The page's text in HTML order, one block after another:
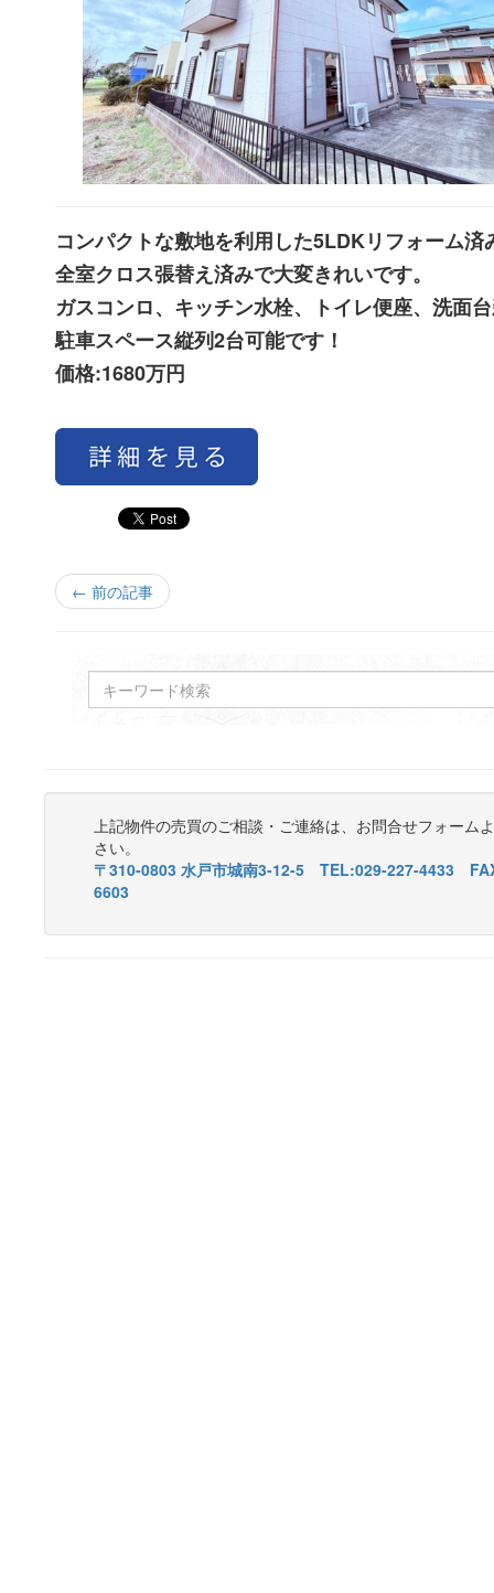
コンパクトな敷地を利用した5LDKリフォーム済
全室クロス張替え済みで大変きれいです。
ガスコンロ、キッチン水栓、トイレ便座、洗面
駐車スペース縦列2台可能です！
価格:1680万円
← 前の記事
上記物件の売買のご相談・ご連絡は、お問合せフォーム
さい。
〒310-0803 水戸市城南3-12-5 TEL:029-227-4433
6603